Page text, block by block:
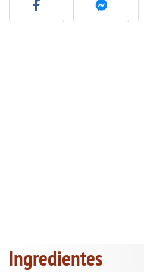
Ingredientes